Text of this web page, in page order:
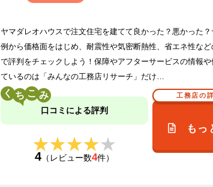
ヤマダレオハウスで注文住宅を建てて良かった？悪かった
例から価格面をはじめ、耐震性や気密断熱性、省エネ性など
で評判をチェックしよう！保障やアフターサービスの情報
ているのは「みんなの工務店リサーチ」だけ…
く こ
口コミによる評判
★★★★★
★★★★★
4 （レビュー数4件）
工務店の
もっ